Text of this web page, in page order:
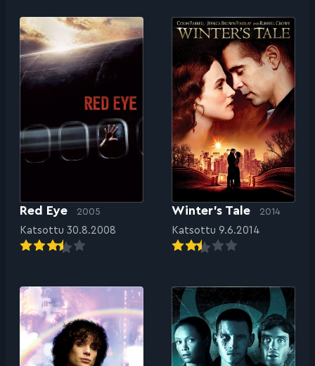
Red Eye 2005
Katsottu 30.8.2008
Winter’s Tale 2014
Katsottu 9.6.2014